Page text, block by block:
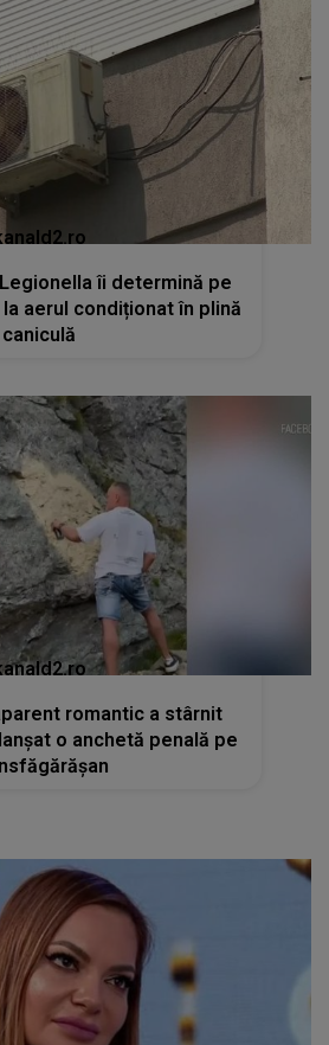
îi determină pe
aerul condiționat în plină
caniculă
romantic a stârnit
o anchetă penală pe